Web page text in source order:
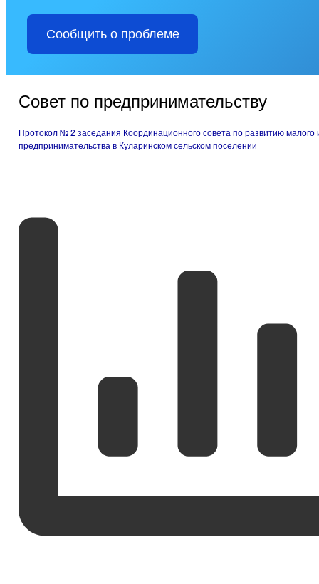
Сообщить о проблеме
Совет по предпринимательству
Протокол № 2 заседания Координационного совета по развитию малого
предпринимательства в Куларинском сельском поселении